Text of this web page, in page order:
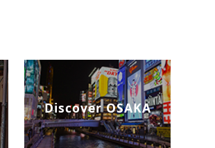
Discover OSAKA